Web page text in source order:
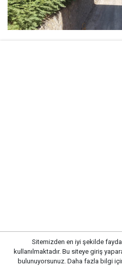
Sitemizden en iyi şekilde
kullanılmaktadır. Bu siteye giriş
bulunuyorsunuz. Daha fazla bilgi